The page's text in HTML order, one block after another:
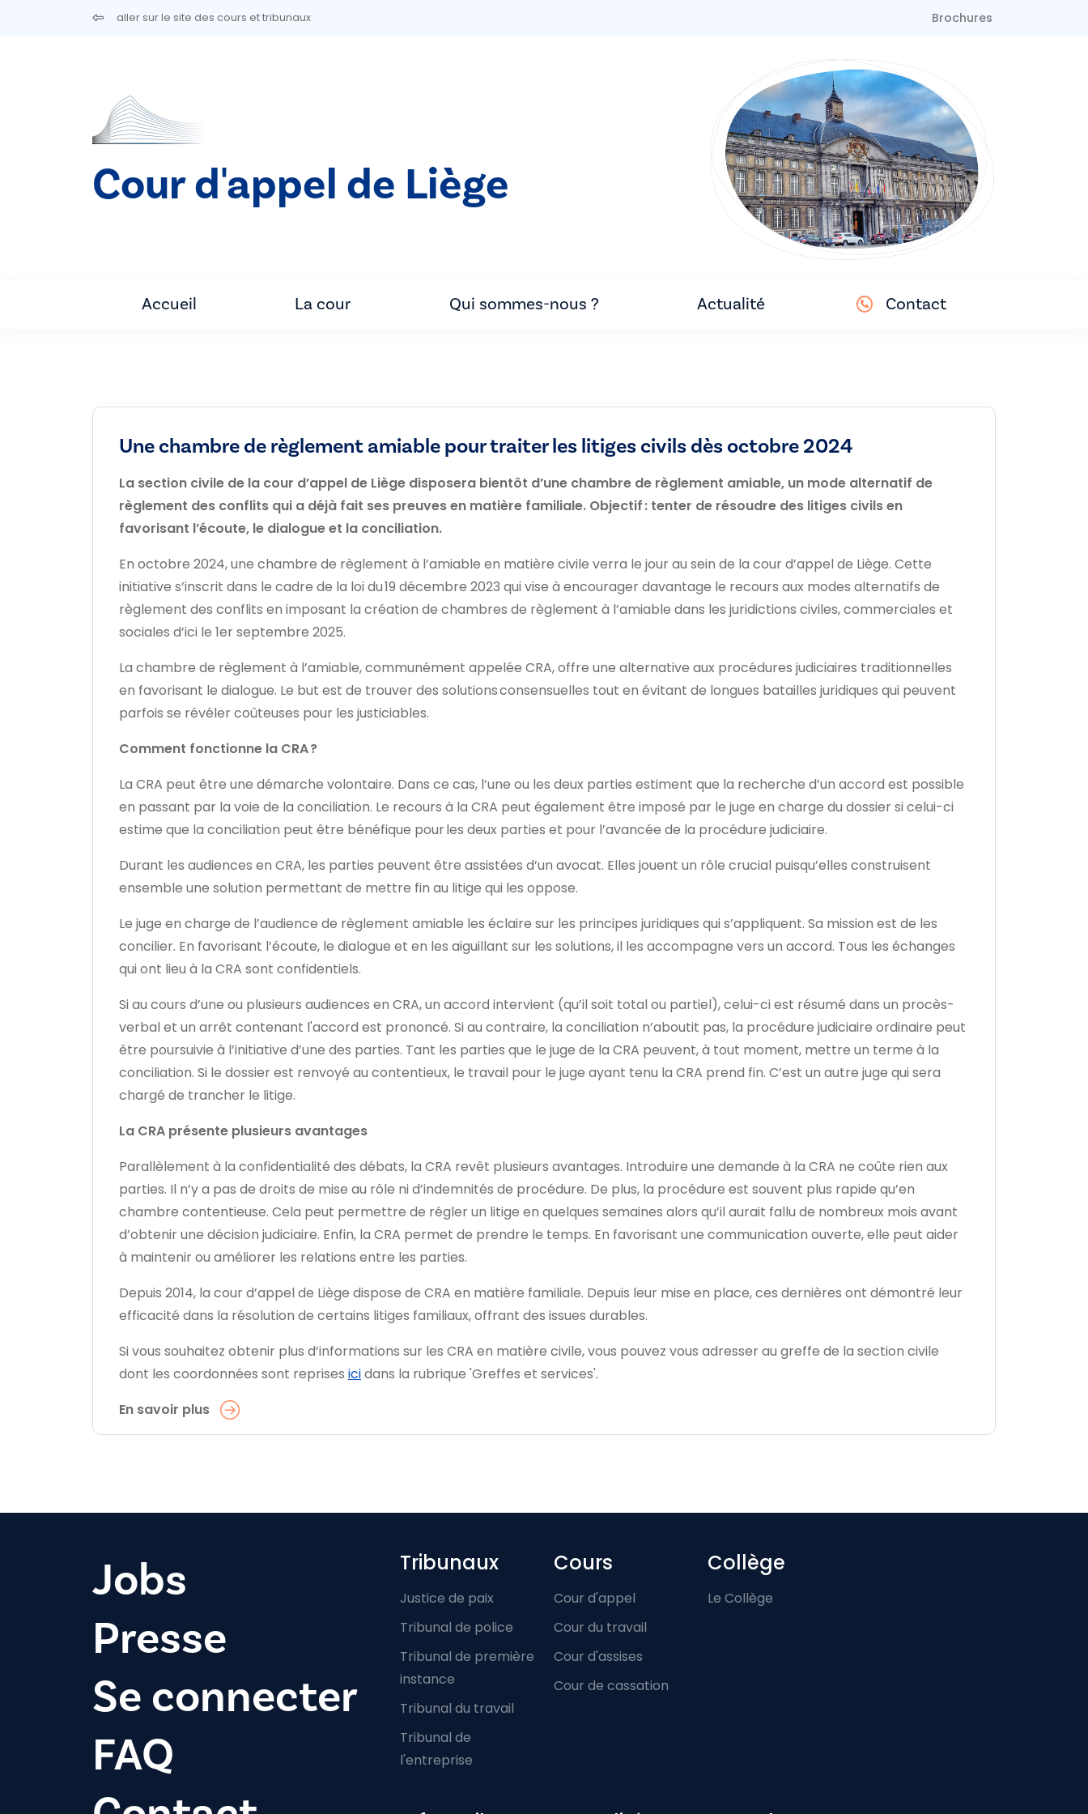
Aller au contenu principalaller sur le site des cours et tribunaux Brochures
Cour d'appel de Liège
Accueil La cour Qui sommes-nous ? Actualité Contact
Une chambre de règlement amiable pour traiter les litiges civils dès octobre 2024
La section civile de la cour d’appel de Liège disposera bientôt d’une chambre de règlement amiable, un mode alternatif de
règlement des conflits qui a déjà fait ses preuves en matière familiale. Objectif : tenter de résoudre des litiges civils en
favorisant l’écoute, le dialogue et la conciliation.
En octobre 2024, une chambre de règlement à l’amiable en matière civile verra le jour au sein de la cour d’appel de Liège. Cette
initiative s’inscrit dans le cadre de la loi du 19 décembre 2023 qui vise à encourager davantage le recours aux modes alternatifs de
règlement des conflits en imposant la création de chambres de règlement à l’amiable dans les juridictions civiles, commerciales et
sociales d’ici le 1er septembre 2025.
La chambre de règlement à l’amiable, communément appelée CRA, offre une alternative aux procédures judiciaires traditionnelles
en favorisant le dialogue. Le but est de trouver des solutions consensuelles tout en évitant de longues batailles juridiques qui peuvent
parfois se révéler coûteuses pour les justiciables.
Comment fonctionne la CRA ?
La CRA peut être une démarche volontaire. Dans ce cas, l’une ou les deux parties estiment que la recherche d’un accord est possible
en passant par la voie de la conciliation. Le recours à la CRA peut également être imposé par le juge en charge du dossier si celui-ci
estime que la conciliation peut être bénéfique pour les deux parties et pour l’avancée de la procédure judiciaire.
Durant les audiences en CRA, les parties peuvent être assistées d’un avocat. Elles jouent un rôle crucial puisqu’elles construisent
ensemble une solution permettant de mettre fin au litige qui les oppose.
Le juge en charge de l’audience de règlement amiable les éclaire sur les principes juridiques qui s’appliquent. Sa mission est de les
concilier. En favorisant l’écoute, le dialogue et en les aiguillant sur les solutions, il les accompagne vers un accord. Tous les échanges
qui ont lieu à la CRA sont confidentiels.
Si au cours d’une ou plusieurs audiences en CRA, un accord intervient (qu’il soit total ou partiel), celui-ci est résumé dans un procès-
verbal et un arrêt contenant l'accord est prononcé. Si au contraire, la conciliation n’aboutit pas, la procédure judiciaire ordinaire peut
être poursuivie à l’initiative d’une des parties. Tant les parties que le juge de la CRA peuvent, à tout moment, mettre un terme à la
conciliation. Si le dossier est renvoyé au contentieux, le travail pour le juge ayant tenu la CRA prend fin. C’est un autre juge qui sera
chargé de trancher le litige.
La CRA présente plusieurs avantages
Parallèlement à la confidentialité des débats, la CRA revêt plusieurs avantages. Introduire une demande à la CRA ne coûte rien aux
parties. Il n’y a pas de droits de mise au rôle ni d’indemnités de procédure. De plus, la procédure est souvent plus rapide qu’en
chambre contentieuse. Cela peut permettre de régler un litige en quelques semaines alors qu’il aurait fallu de nombreux mois avant
d’obtenir une décision judiciaire. Enfin, la CRA permet de prendre le temps. En favorisant une communication ouverte, elle peut aider
à maintenir ou améliorer les relations entre les parties.
Depuis 2014, la cour d’appel de Liège dispose de CRA en matière familiale. Depuis leur mise en place, ces dernières ont démontré leur
efficacité dans la résolution de certains litiges familiaux, offrant des issues durables.
Si vous souhaitez obtenir plus d’informations sur les CRA en matière civile, vous pouvez vous adresser au greffe de la section civile
dont les coordonnées sont reprises icidans la rubrique 'Greffes et services'.
En savoir plus
Jobs
Presse
Se connecter
FAQ
Footer-menu
Tribunaux
Justice de paix
Tribunal de police
Tribunal de première
instance
Tribunal du travail
Tribunal de
l'entreprise
Cours
Cour d'appel
Cour du travail
Cour d'assises
Cour de cassation
Collège
Le Collège